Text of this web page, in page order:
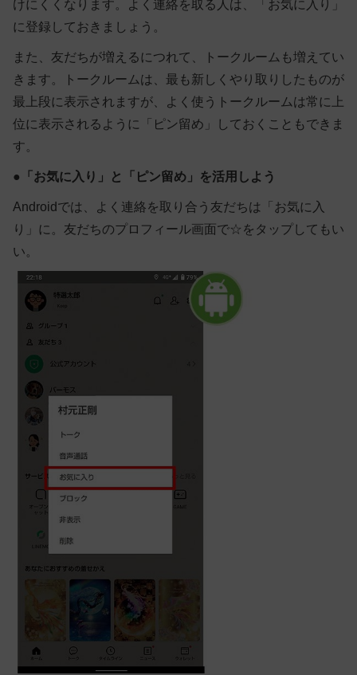
けにくくなります。よく連絡を取る人は、「お気に入り」
に登録しておきましょう。
また、友だちが増えるにつれて、トークルームも増えてい
きます。トークルームは、最も新しくやり取りしたものが
最上段に表示されますが、よく使うトークルームは常に上
位に表示されるように「ピン留め」しておくこともできま
す。
● 「お気に入り」と「ピン留め」を活用しよう
Android では、よく連絡を取り合う友だちは「お気に入
り」に。友だちのプロフィール画面で☆をタップしてもい
い。